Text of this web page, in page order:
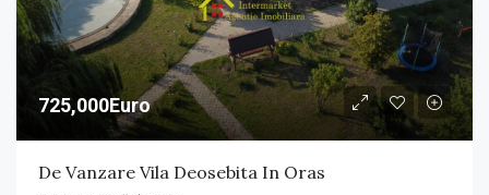
725,000Euro
De Vanzare Vila Deosebita In Oras